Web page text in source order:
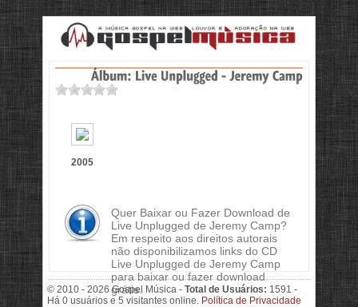
2005
Quer Baixar ou Fazer Download de
Live Unplugged de Jeremy Camp?
Em respeito aos direitos autorais
não disponibilizamos links do CD
Live Unplugged de Jeremy Camp
para baixar ou fazer download
grátis.
© 2010 - 2026 Gospel Música - Total de Usuários: 1591 -
Há 0 usuários e 5 visitantes online. Política de Privacidade